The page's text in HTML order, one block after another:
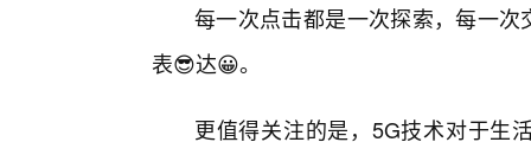
每一次点击都是一次探索，每一次
表😎达😀。
更值得关注的是，5G技术对于生